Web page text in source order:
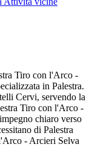
Tiro con l'Arco -
in Palestra.
Cervi, servendo la
Tiro con l'Arco -
chiaro verso
di Palestra
- Arcieri Selva